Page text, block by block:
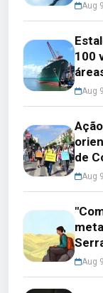
Aug
100
Aug
de
Aug
Aug